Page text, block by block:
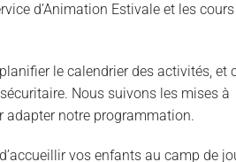
d’Animation Estivale et les
le calendrier des activités, et
Nous suivons les mises à
adapter notre programmation.
vos enfants au camp de